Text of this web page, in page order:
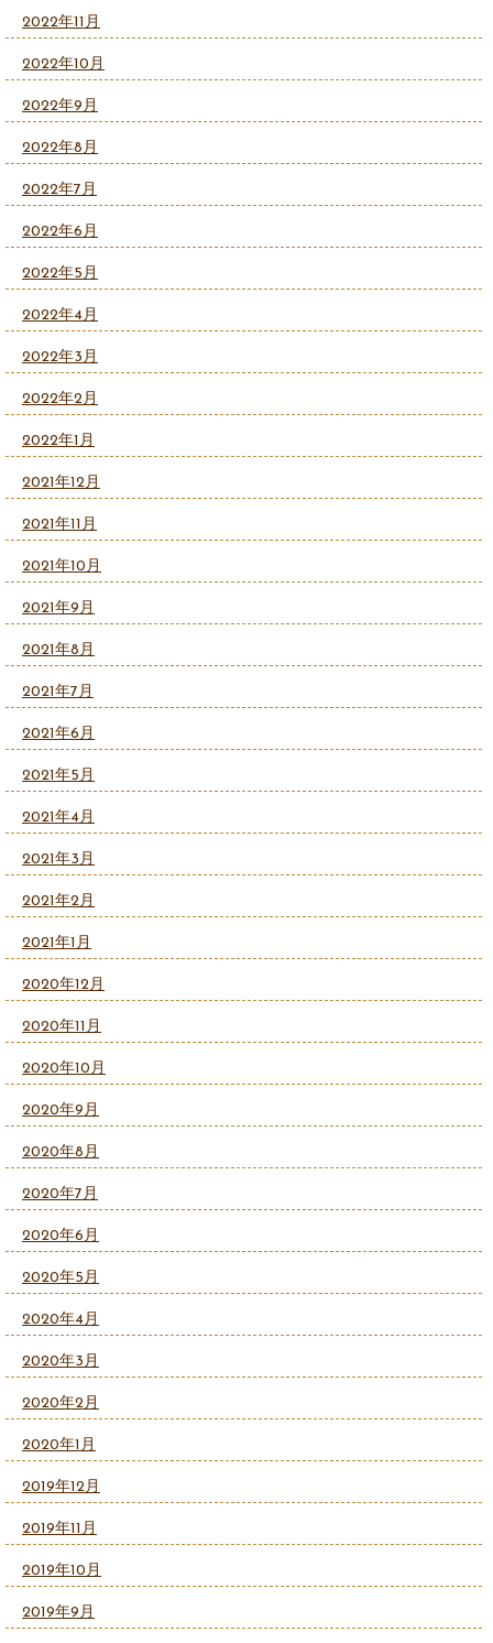
2022年11月
2022年10月
2022年9月
2022年8月
2022年7月
2022年6月
2022年5月
2022年4月
2022年3月
2022年2月
2022年1月
2021年12月
2021年11月
2021年10月
2021年9月
2021年8月
2021年7月
2021年6月
2021年5月
2021年4月
2021年3月
2021年2月
2021年1月
2020年12月
2020年11月
2020年10月
2020年9月
2020年8月
2020年7月
2020年6月
2020年5月
2020年4月
2020年3月
2020年2月
2020年1月
2019年12月
2019年11月
2019年10月
2019年9月